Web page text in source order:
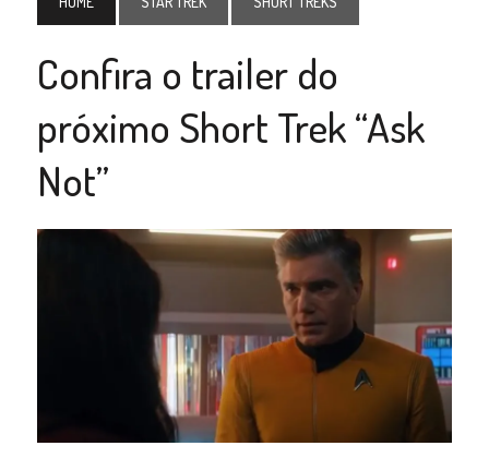
Confira o trailer do
próximo Short Trek “Ask
Not”